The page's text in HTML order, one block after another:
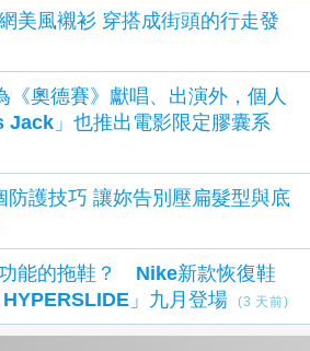
美風襯衫 穿搭成街頭的行走發
奧德賽》獻唱、出演外，個人
Jack」也推出電影限定膠囊系
防護技巧 讓妳告別壓扁髮型與底
能的拖鞋？ Nike新款恢復鞋
HYPERSLIDE」九月登場
(3 天前)